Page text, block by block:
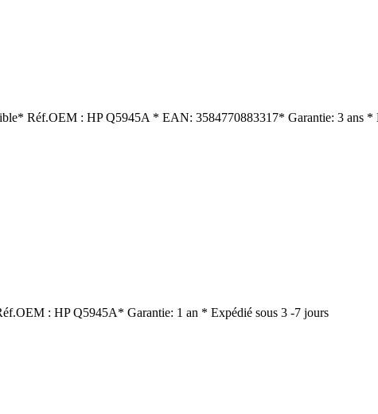
Réf.OEM : HP Q5945A * EAN: 3584770883317* Garantie: 3 ans *
: HP Q5945A* Garantie: 1 an * Expédié sous 3 -7 jours